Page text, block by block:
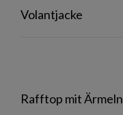
Volantjacke
Rafftop mit Ärmeln